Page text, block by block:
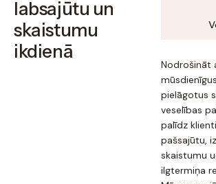
labsajūtu un
skaistumu
ikdienā
Nodrošināt
pielāgotus
veselības
palīdz
pašsajūtu,
skaistumu
ilgtermiņa